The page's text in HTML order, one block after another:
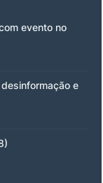
evento no
e